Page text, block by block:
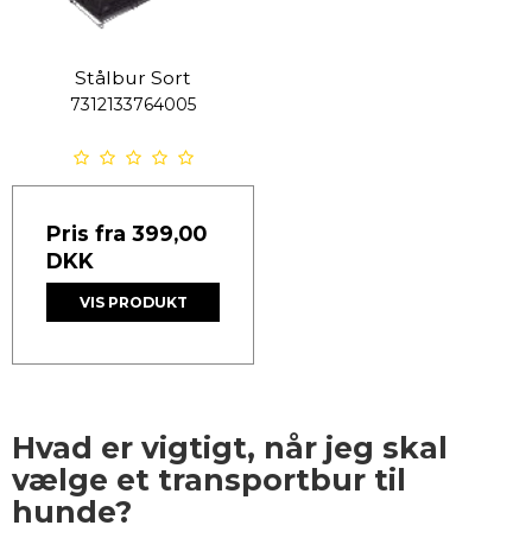
Stålbur Sort
7312133764005
Pris fra 399,00
DKK
VIS PRODUKT
Hvad er vigtigt, når jeg skal
vælge et transportbur til
hunde?